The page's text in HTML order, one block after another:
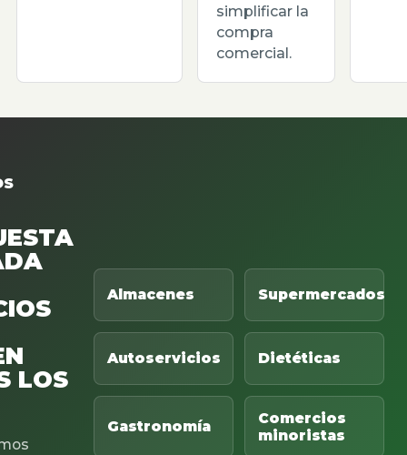
simplificar la
compra
comercial.
LOS
Almacenes Supermercados
Autoservicios Dietéticas
Gastronomía
Comercios
minoristas